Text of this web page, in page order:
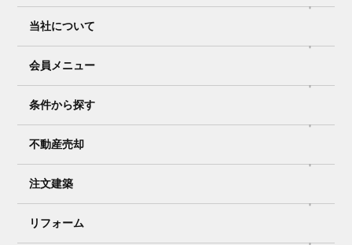
当社について
会員メニュー
条件から探す
不動産売却
注文建築
リフォーム